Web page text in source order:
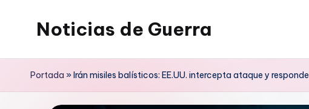
Noticias de Guerra
Portada »Irán misiles balísticos: EE.UU. intercepta ataque y responde